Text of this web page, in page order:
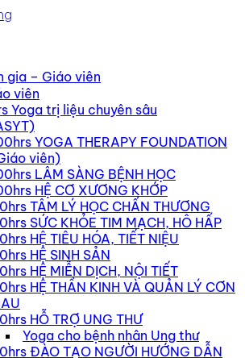
gia – Giáo viên
viên
Yoga trị liệu chuyên sâu
YOGA THERAPY FOUNDATION
viên)
LÂM SÀNG BỆNH HỌC
HỆ CƠ XƯƠNG KHỚP
TÂM LÝ HỌC CHẤN THƯƠNG
SỨC KHỎE TIM MẠCH, HÔ HẤP
HỆ TIÊU HÓA, TIẾT NIỆU
HỆ SINH SẢN
HỆ MIỄN DỊCH, NỘI TIẾT
HỆ THẦN KINH VÀ QUẢN LÝ CƠN
HỖ TRỢ UNG THƯ
Yoga cho bệnh nhân Ung thư
ĐÀO TẠO NGƯỜI HƯỚNG DẪN